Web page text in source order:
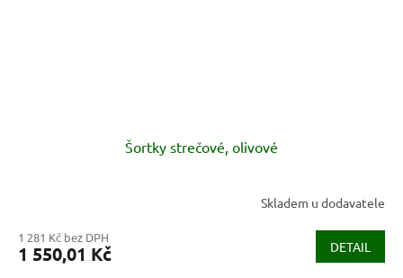
Šortky strečové, olivové
Skladem u dodavatele
1 281 Kč bez DPH
1 550,01 Kč DETAIL